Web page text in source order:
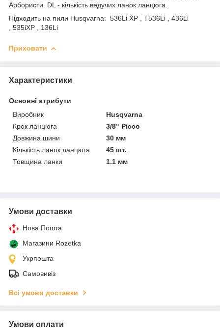
Арбористи. DL - кількість ведучих ланок ланцюга.
Підходить на пили Husqvarna: 536Li XP , T536Li , 436Li
, 535iXP , 136Li
Приховати
Характеристики
Основні атрибути
Виробник
Husqvarna
Крок ланцюга
3/8" Picco
Довжина шини
30 мм
Кількість ланок ланцюга
45 шт.
Товщина ланки
1.1 мм
Умови доставки
Нова Пошта
Магазини Rozetka
Укрпошта
Самовивіз
Всі умови доставки
Умови оплати